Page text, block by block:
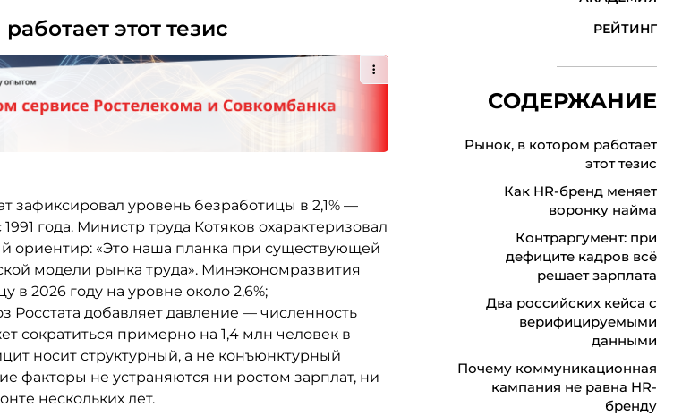
этот тезис
зафиксировал уровень безработицы в 2,1% —
года. Министр труда Котяков охарактеризовал
ориентир: «Это наша планка при существующей
модели рынка труда». Минэкономразвития
в 2026 году на уровне около 2,6%;
Росстата добавляет давление — численность
сократиться примерно на 1,4 млн человек в
носит структурный, а не конъюнктурный
факторы не устраняются ни ростом зарплат, ни
нескольких лет.
РЕЙТИНГ
СОДЕРЖАНИЕ
Рынок, в котором работает
этот тезис
Как HR-бренд меняет
воронку найма
Контраргумент: при
дефиците кадров всё
решает зарплата
Два российских кейса с
верифицируемыми
данными
Почему коммуникационная
кампания не равна HR-
бренду